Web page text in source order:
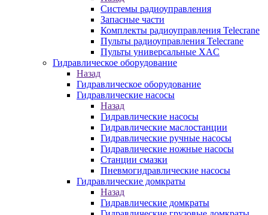
Системы радиоуправления
Запасные части
Комплекты радиоуправления Telecrane
Пульты радиоуправления Telecrane
Пульты универсальные XAC
Гидравлическое оборудование
Назад
Гидравлическое оборудование
Гидравлические насосы
Назад
Гидравлические насосы
Гидравлические маслостанции
Гидравлические ручные насосы
Гидравлические ножные насосы
Станции смазки
Пневмогидравлические насосы
Гидравлические домкраты
Назад
Гидравлические домкраты